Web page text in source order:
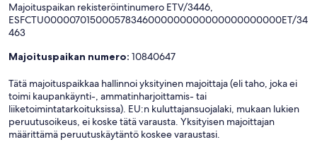
Majoituspaikan rekisteröintinumero ETV/3446,
ESFCTU000007015000578346000000000000000000000ET/34
463
Majoituspaikan numero: 10840647
Tätä majoituspaikkaa hallinnoi yksityinen majoittaja (eli taho, joka ei
toimi kaupankäynti-, ammatinharjoittamis- tai
liiketoimintatarkoituksissa). EU:n kuluttajansuojalaki, mukaan lukien
peruutusoikeus, ei koske tätä varausta. Yksityisen majoittajan
määrittämä peruutuskäytäntö koskee varaustasi.